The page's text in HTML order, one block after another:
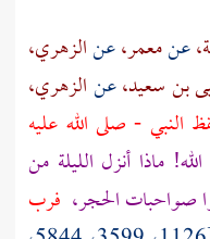
عنمعمر،عنالزهري،
بن سعيد،عنالزهري،
النبي - صلى الله عليه
ماذا أنزل الليلة من
صواحبات الحجر، فرب